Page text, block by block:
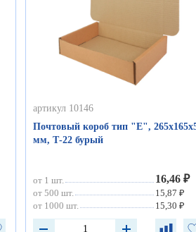
артикул 10146
Почтовый короб тип "Е",
мм, Т-22 бурый
от 1 шт. 16,46 ₽
от 500 шт.
15,87 ₽
от 1000 шт.
15,30 ₽